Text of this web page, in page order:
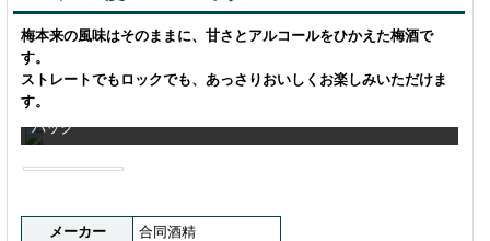
梅本来の風味はそのままに、甘さとアルコールをひかえた梅酒で
す。
ストレートでもロックでも、あっさりおいしくお楽しみいただけま
す。あっさり梅酒甘さひかえめカロリー25％オフ 8度 1000ｍｌ
パック
メーカー
合同酒精